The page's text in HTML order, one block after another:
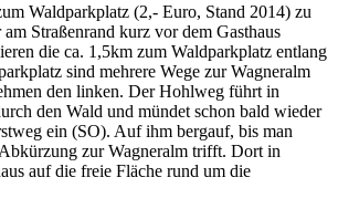
Waldparkplatz (2,- Euro, Stand 2014) zu
Straßenrand kurz vor dem Gasthaus
die ca. 1,5km zum Waldparkplatz entlang
sind mehrere Wege zur Wagneralm
den linken. Der Hohlweg führt in
den Wald und mündet schon bald wieder
ein (SO). Auf ihm bergauf, bis man
zur Wagneralm trifft. Dort in
auf die freie Fläche rund um die